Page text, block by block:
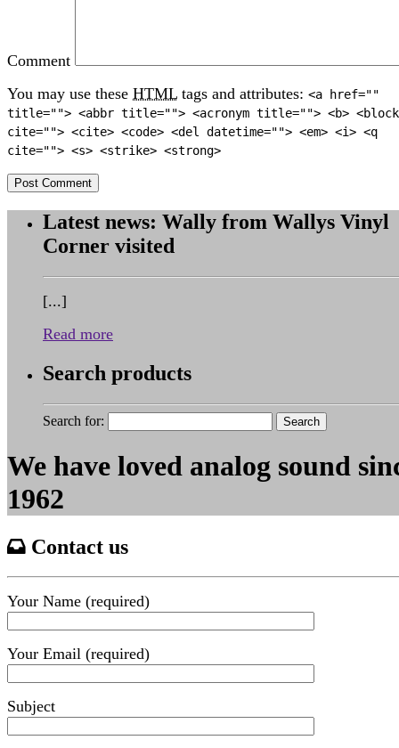
Comment
You may use these HTML tags and attributes: <a href=""
title=""> <abbr title=""> <acronym title=""> <b>
cite=""> <cite> <code> <del datetime=""> <em> <i> <q
cite=""> <s> <strike> <strong>
Latest news: Wally from Wallys Vinyl
Corner visited
[...]
Read more
Search products
Search for:
We have loved analog sound
1962
Contact us
Your Name (required)
Your Email (required)
Subject